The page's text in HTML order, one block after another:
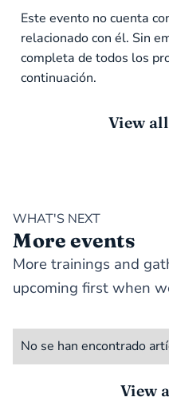
Este evento no cuenta
relacionado con él. Sin
completa de todos los
continuación.
View
WHAT'S NEXT
More events
More trainings and
upcoming first when
No se han encontrado
View